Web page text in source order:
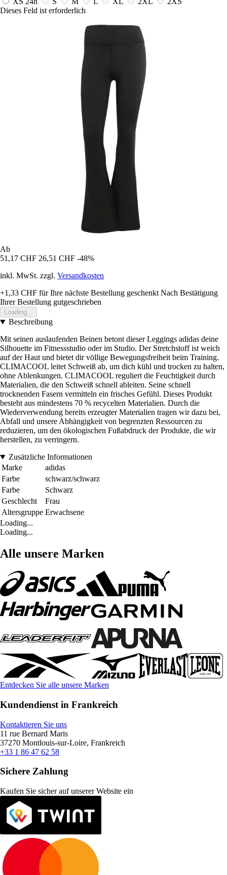
Dieses Feld ist erforderlich
Ab
51,17 CHF 26,51 CHF -48%
inkl. MwSt. zzgl. Versandkosten
+1,33 CHF für Ihre nächste Bestellung geschenkt Nach Bestätigung
Ihrer Bestellung gutgeschrieben
Loading...
Beschreibung
Mit seinen auslaufenden Beinen betont dieser Leggings adidas deine
Silhouette im Fitnessstudio oder im Studio. Der Stretchstoff ist weich
auf der Haut und bietet dir völlige Bewegungsfreiheit beim Training.
CLIMACOOL leitet Schweiß ab, um dich kühl und trocken zu halten,
ohne Ablenkungen. CLIMACOOL reguliert die Feuchtigkeit durch
Materialien, die den Schweiß schnell ableiten. Seine schnell
trocknenden Fasern vermitteln ein frisches Gefühl. Dieses Produkt
besteht aus mindestens 70 % recycelten Materialien. Durch die
Wiederverwendung bereits erzeugter Materialien tragen wir dazu bei,
Abfall und unsere Abhängigkeit von begrenzten Ressourcen zu
reduzieren, um den ökologischen Fußabdruck der Produkte, die wir
herstellen, zu verringern.
Zusätzliche Informationen
Marke
adidas
Farbe
schwarz/schwarz
Farbe
Schwarz
Geschlecht
Frau
Altersgruppe Erwachsene
Loading...
Loading...
Alle unsere Marken
Entdecken Sie alle unsere Marken
Kundendienst in Frankreich
Kontaktieren Sie uns
11 rue Bernard Maris
37270 Montlouis-sur-Loire, Frankreich
+33 1 86 47 62 58
Sichere Zahlung
Kaufen Sie sicher auf unserer Website ein